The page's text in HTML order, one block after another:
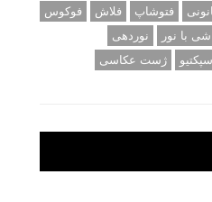
فتوشاپ فلاش
فوکوس
با نور
نوردهی
ژست عکاسی